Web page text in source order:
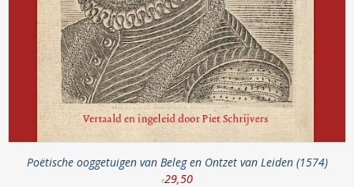
Poëtische ooggetuigen van Beleg en Ontzet van Leiden (1574)
€29,50